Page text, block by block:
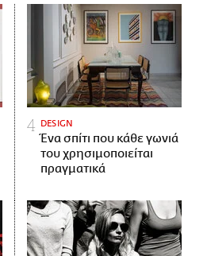
DESIGN
Ένα σπίτι που κάθε γωνιά
του χρησιμοποιείται
πραγματικά